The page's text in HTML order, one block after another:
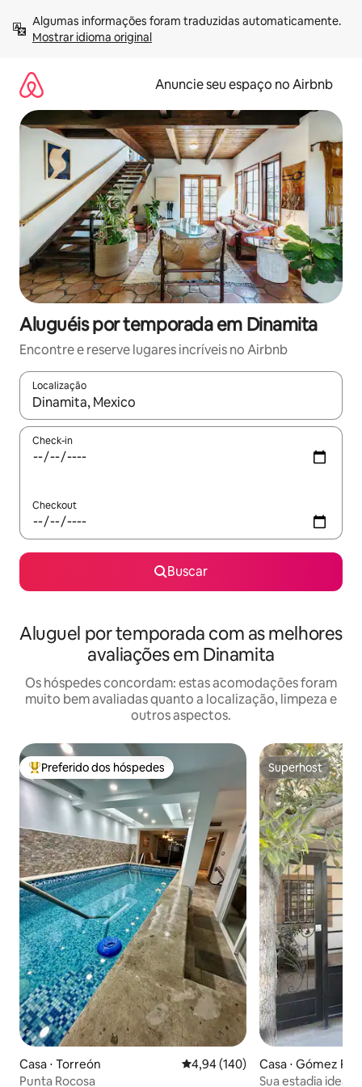
para
Mostrar idioma original
Anuncie seu espaço no Airbnb
Aluguéis por temporada em Dinamita
Encontre e reserve lugares incríveis no Airbnb
Localização
Quando os resultados estiverem disponíveis, explore-os
Check-in
Checkout
Buscar
Aluguel por temporada com as melhores
avaliações em Dinamita
Os hóspedes concordam: estas acomodações foram
muito bem avaliadas quanto a localização, limpeza e
outros aspectos.
Entre os melhores preferidos dos hóspedes
Preferido dos hóspedes
Casa ⋅ Torreón 4,94 de uma avaliação média de
4,94 (140)
Punta Rocosa
Superhost
Superhost
Casa ⋅ Gómez
Sua estadia ideal